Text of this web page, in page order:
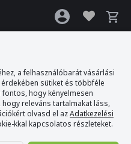
a felhasználóbarát vásárlási
sütiket és többféle
hogy kényelmesen
releváns tartalmakat láss,
olvasd el azAdatkezelési
kkal kapcsolatos részleteket.